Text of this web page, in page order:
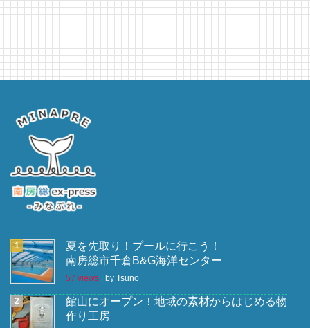
夏を先取り！プールに行こう！
南房総市千倉B&G海洋センター
57 views by Tsuno
館山にオープン！地域の素材からはじめる物
作り工房